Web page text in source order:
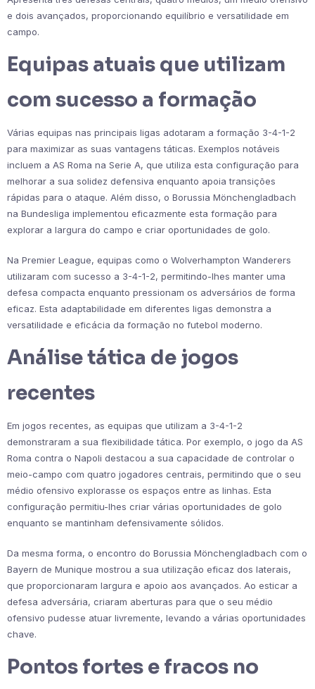
e dois avançados, proporcionando equilíbrio e versatilidade em
campo.
Equipas atuais que utilizam
com sucesso a formação
Várias equipas nas principais ligas adotaram a formação 3-4-1-2
para maximizar as suas vantagens táticas. Exemplos notáveis
incluem a AS Roma na Serie A, que utiliza esta configuração para
melhorar a sua solidez defensiva enquanto apoia transições
rápidas para o ataque. Além disso, o Borussia Mönchengladbach
na Bundesliga implementou eficazmente esta formação para
explorar a largura do campo e criar oportunidades de golo.
Na Premier League, equipas como o Wolverhampton Wanderers
utilizaram com sucesso a 3-4-1-2, permitindo-lhes manter uma
defesa compacta enquanto pressionam os adversários de forma
eficaz. Esta adaptabilidade em diferentes ligas demonstra a
versatilidade e eficácia da formação no futebol moderno.
Análise tática de jogos
recentes
Em jogos recentes, as equipas que utilizam a 3-4-1-2
demonstraram a sua flexibilidade tática. Por exemplo, o jogo da AS
Roma contra o Napoli destacou a sua capacidade de controlar o
meio-campo com quatro jogadores centrais, permitindo que o seu
médio ofensivo explorasse os espaços entre as linhas. Esta
configuração permitiu-lhes criar várias oportunidades de golo
enquanto se mantinham defensivamente sólidos.
Da mesma forma, o encontro do Borussia Mönchengladbach com o
Bayern de Munique mostrou a sua utilização eficaz dos laterais,
que proporcionaram largura e apoio aos avançados. Ao esticar a
defesa adversária, criaram aberturas para que o seu médio
ofensivo pudesse atuar livremente, levando a várias oportunidades
chave.
Pontos fortes e fracos no